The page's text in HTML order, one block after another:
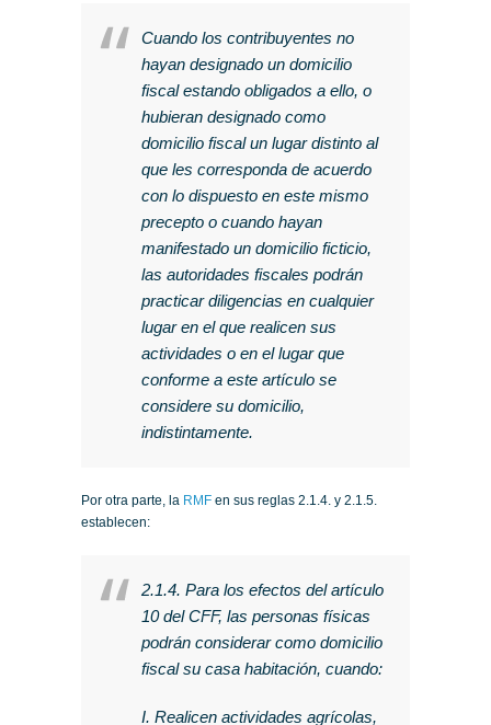
Cuando los contribuyentes no
hayan designado un domicilio
fiscal estando obligados a ello, o
hubieran designado como
domicilio fiscal un lugar distinto al
que les corresponda de acuerdo
con lo dispuesto en este mismo
precepto o cuando hayan
manifestado un domicilio ficticio,
las autoridades fiscales podrán
practicar diligencias en cualquier
lugar en el que realicen sus
actividades o en el lugar que
conforme a este artículo se
considere su domicilio,
indistintamente.
Por otra parte, la RMF en sus reglas 2.1.4. y 2.1.5.
establecen:
2.1.4. Para los efectos del artículo
10 del CFF, las personas físicas
podrán considerar como domicilio
fiscal su casa habitación, cuando:
I. Realicen actividades agrícolas,